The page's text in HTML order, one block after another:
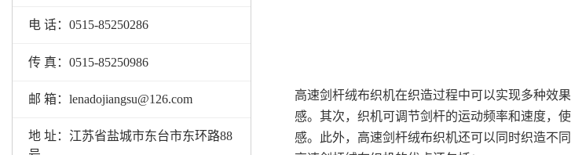
电 话：0515-85250286
传 真：0515-85250986
邮 箱：lenadojiangsu@126.com
地 址：江苏省盐城市东台市东环路88
高速剑杆绒布织机在织造过程中可以实现多种效
感。其次，织机可调节剑杆的运动频率和速度，
感。此外，高速剑杆绒布织机还可以同时织造不